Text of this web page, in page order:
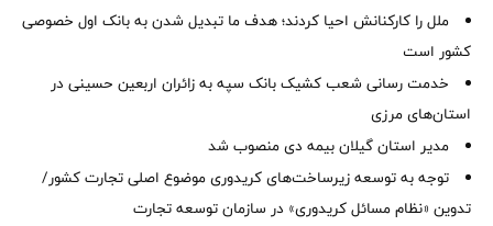
ملل را کارکنانش احیا کردند؛ هدف ما تبدیل شدن به بانک اول خصوصی
کشور است
خدمت رسانی شعب کشیک بانک سپه به زائران اربعین حسینی در
استان‌‌های مرزی
‌مدیر استان گیلان بیمه دی منصوب شد
توجه به توسعه زیرساخت‌های کریدوری موضوع اصلی تجارت کشور/
تدوین «نظام مسائل کریدوری» در سازمان توسعه تجارت